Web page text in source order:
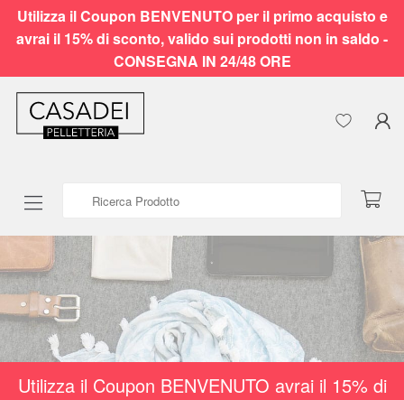
Utilizza il Coupon BENVENUTO per il primo acquisto e
avrai il 15% di sconto, valido sui prodotti non in saldo -
CONSEGNA IN 24/48 ORE
Utilizza il Coupon BENVENUTO avrai il 15% di